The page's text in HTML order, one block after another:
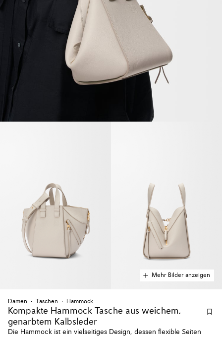
Mehr Bilder anzeigen
Damen Taschen Hammock
Kompakte Hammock Tasche aus weichem,
genarbtem Kalbsleder
Die Hammock ist ein vielseitiges Design, dessen flexible Seiten